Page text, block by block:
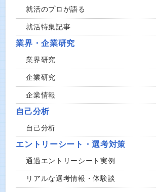
就活のプロが語る
就活特集記事
業界・企業研究
業界研究
企業研究
企業情報
自己分析
自己分析
エントリーシート・選考対策
通過エントリーシート実例
リアルな選考情報・体験談